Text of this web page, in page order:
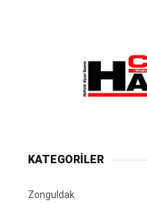
KATEGORİLER
Zonguldak